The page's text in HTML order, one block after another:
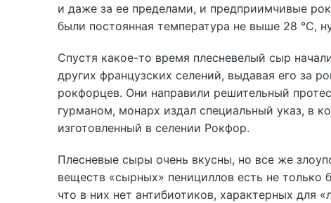
и даже за ее пределами, и предприимчивые
были постоянная температура не выше 28 °С,
Спустя какое-то время плесневелый сыр
других французских селений, выдавая его за
рокфорцев. Они направили решительный
гурманом, монарх издал специальный указ, в
изготовленный в селении Рокфор.
Плесневые сыры очень вкусны, но все же
веществ «сырных» пенициллов есть не только
что в них нет антибиотиков, характерных для